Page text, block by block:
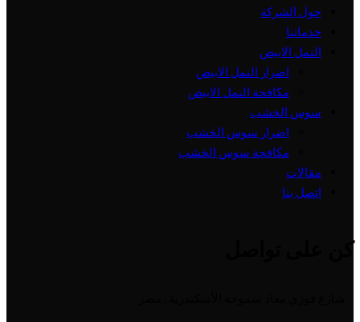
حول الشركة
خدماتنا
النمل الابيض
اضرار النمل الابيض
مكافحة النمل الابيض
سوس الخشب
اضرار سوس الخشب
مكافحة سوس الخشب
مقالات
اتصل بنا
كن على تواصل